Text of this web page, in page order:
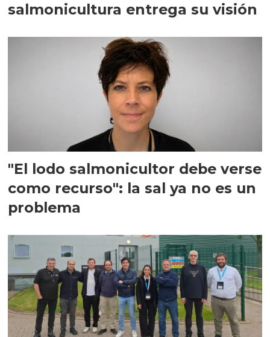
salmonicultura entrega su visión
"El lodo salmonicultor debe verse
como recurso": la sal ya no es un
problema